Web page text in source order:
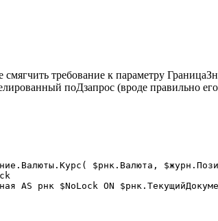
требование к параметру
поДзапрос (вроде правильно
AS рнк $NoLock ON